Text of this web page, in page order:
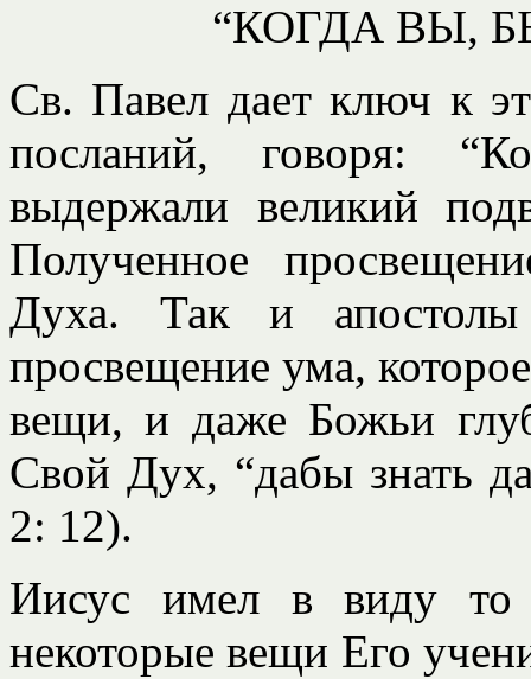
“КОГДА ВЫ,
Св. Павел дает ключ к
посланий, говоря:
выдержали великий
Полученное
Духа. Так и апостолы
просвещение ума,
вещи, и даже Божьи
Свой Дух, “дабы знать
2: 12).
Иисус имел в виду то
некоторые вещи Его